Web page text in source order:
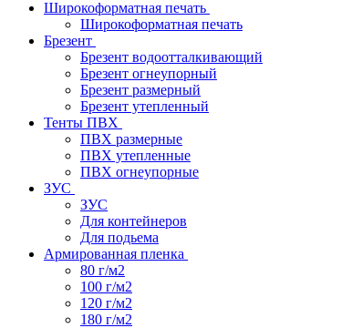
Широкоформатная печать
Широкоформатная печать
Брезент
Брезент водоотталкивающий
Брезент огнеупорный
Брезент размерный
Брезент утепленный
Тенты ПВХ
ПВХ размерные
ПВХ утепленные
ПВХ огнеупорные
ЗУС
ЗУС
Для контейнеров
Для подьема
Армированная пленка
80 г/м2
100 г/м2
120 г/м2
180 г/м2